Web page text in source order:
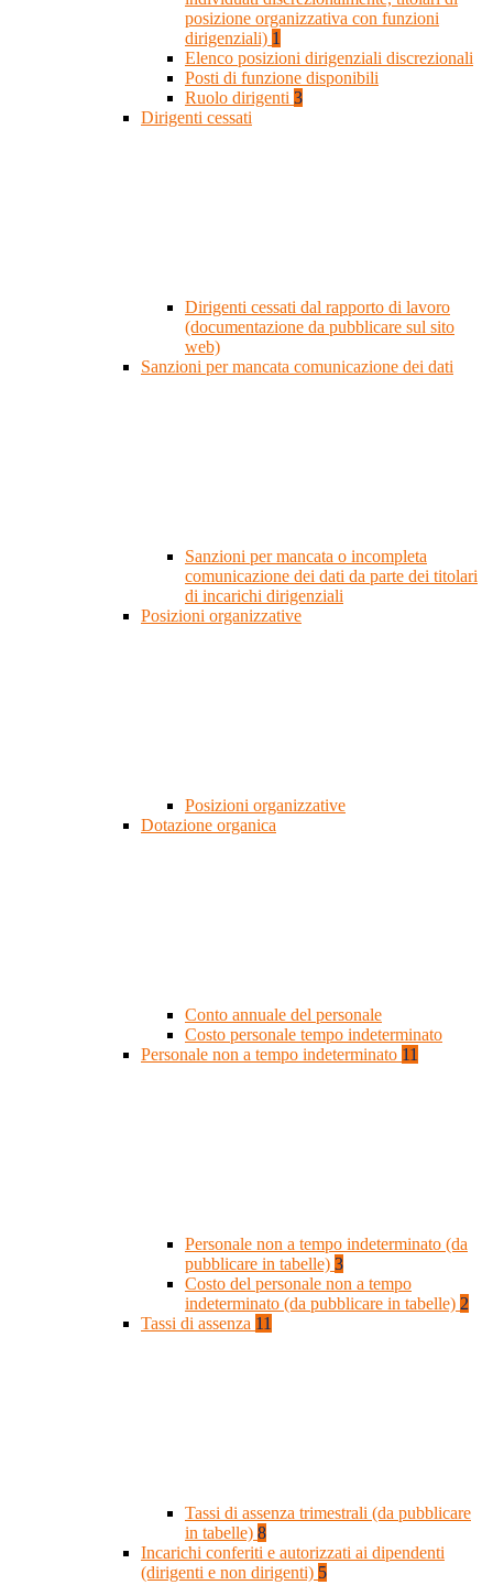
posizione organizzativa con funzioni
dirigenziali) 1
Elenco posizioni dirigenziali discrezionali
Posti di funzione disponibili
Ruolo dirigenti 3
Dirigenti cessati
Dirigenti cessati dal rapporto di lavoro
(documentazione da pubblicare sul sito
web)
Sanzioni per mancata comunicazione dei dati
Sanzioni per mancata o incompleta
comunicazione dei dati da parte dei titolari
di incarichi dirigenziali
Posizioni organizzative
Posizioni organizzative
Dotazione organica
Conto annuale del personale
Costo personale tempo indeterminato
Personale non a tempo indeterminato 11
Personale non a tempo indeterminato (da
pubblicare in tabelle) 3
Costo del personale non a tempo
indeterminato (da pubblicare in tabelle) 2
Tassi di assenza 11
Tassi di assenza trimestrali (da pubblicare
in tabelle) 8
Incarichi conferiti e autorizzati ai dipendenti
(dirigenti e non dirigenti) 5